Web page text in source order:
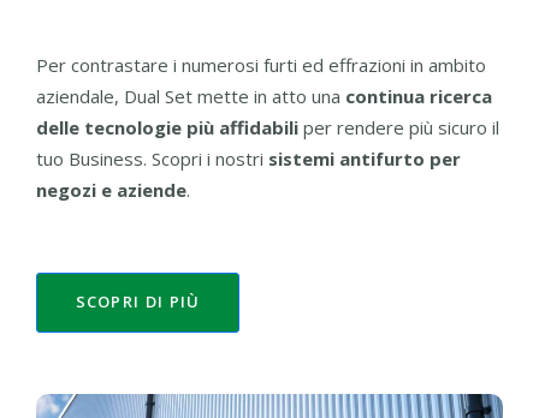
Per contrastare i numerosi furti ed effrazioni in ambito
aziendale, Dual Set mette in atto una continua ricerca
delle tecnologie più affidabili per rendere più sicuro il
tuo Business. Scopri i nostri sistemi antifurto per
negozi e aziende.
SCOPRI DI PIÙ